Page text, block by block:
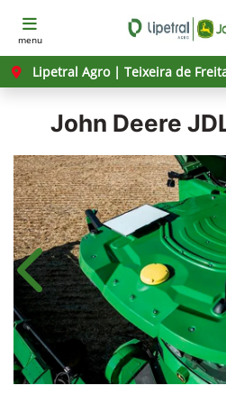
menu
Lipetral Agro | Teixeira de
John Deere
Anterior